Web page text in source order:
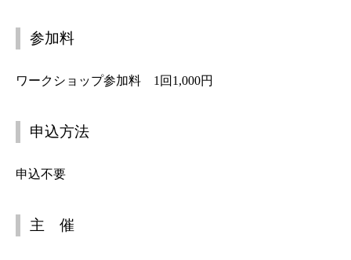
参加料
ワークショップ参加料 1回1,000円
申込方法
申込不要
主 催